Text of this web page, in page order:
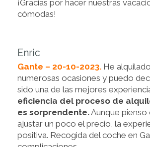
¡Gracias por hacer nuestras
cómodas!
Enric
Gante – 20-10-2023. He
numerosas ocasiones y puedo
sido una de las mejores
eficiencia del proceso de
es sorprendente.Aunque pienso
ajustar un poco el precio, la
positiva. Recogida del coche en